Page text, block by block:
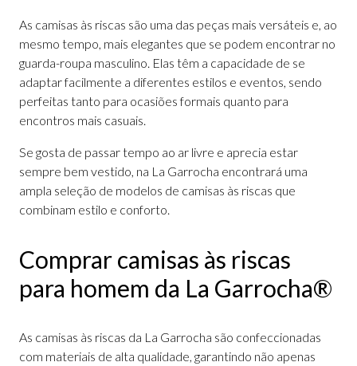
As camisas às riscas são uma das peças mais versáteis e, ao
mesmo tempo, mais elegantes que se podem encontrar no
guarda-roupa masculino. Elas têm a capacidade de se
adaptar facilmente a diferentes estilos e eventos, sendo
perfeitas tanto para ocasiões formais quanto para
encontros mais casuais.
Se gosta de passar tempo ao ar livre e aprecia estar
sempre bem vestido, na La Garrocha encontrará uma
ampla seleção de modelos de camisas às riscas que
combinam estilo e conforto.
Comprar camisas às riscas
para homem da La Garrocha®
As camisas às riscas da La Garrocha são confeccionadas
com materiais de alta qualidade, garantindo não apenas